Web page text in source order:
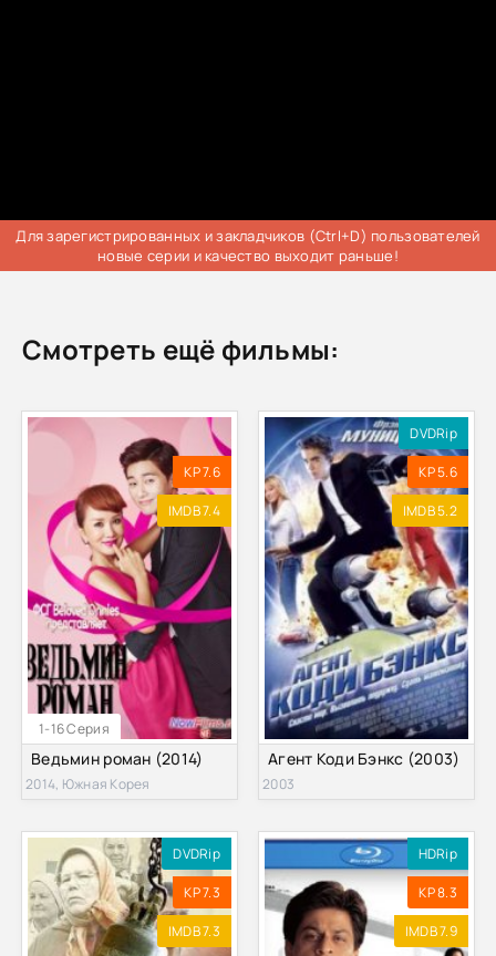
Для зарегистрированных и закладчиков (Ctrl+D) пользователей
новые серии и качество выходит раньше!
Смотреть ещё фильмы:
1-16 Серия
KP 7.6
IMDB 7.4
Ведьмин роман (2014)
2014, Южная Корея
DVDRip
KP 5.6
IMDB 5.2
Агент Коди Бэнкс (2003)
2003
DVDRip
KP 7.3
IMDB 7.3
HDRip
KP 8.3
IMDB 7.9